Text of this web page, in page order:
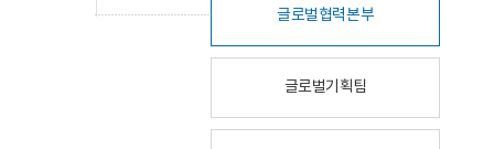
글로벌협력본부
글로벌기획팀